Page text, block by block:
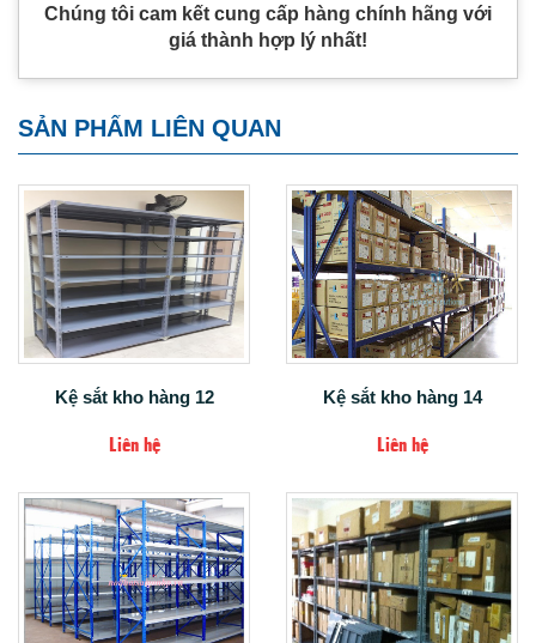
Chúng tôi cam kết cung cấp hàng chính hãng với
giá thành hợp lý nhất!
SẢN PHẨM LIÊN QUAN
Kệ sắt kho hàng 12
Liên hệ
Kệ sắt kho hàng 14
Liên hệ